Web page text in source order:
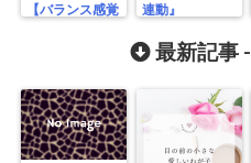
【バランス感覚
連動』
最新記事 -